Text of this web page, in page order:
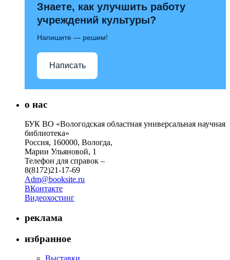
Знаете, как улучшить работу
учреждений культуры?
Напишите — решим!
Написать
о нас
БУК ВО «Вологодская областная универсальная научная
библиотека»
Россия, 160000, Вологда,
Марии Ульяновой, 1
Телефон для справок –
8(8172)21-17-69
Adm@booksite.ru
ВКонтакте
Видеохостинг
реклама
избранное